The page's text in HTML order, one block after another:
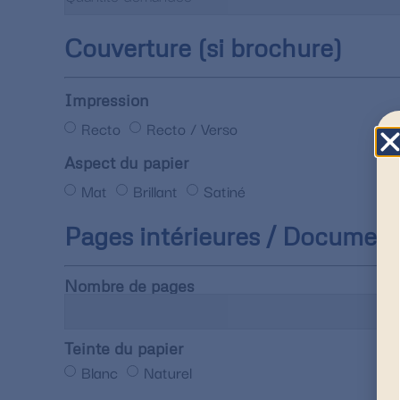
Couverture (si brochure)
Impression
Recto Recto / Verso
Aspect du papier
Mat Brillant Satiné
Pages intérieures / Document
Nombre de pages
Teinte du papier
Blanc Naturel